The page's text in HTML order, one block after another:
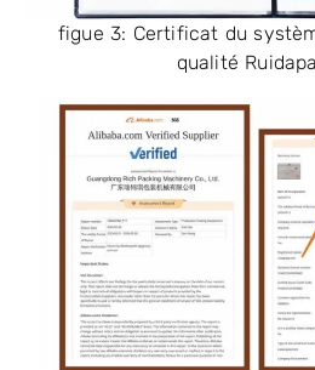
figue 3: Certificat du
qualité